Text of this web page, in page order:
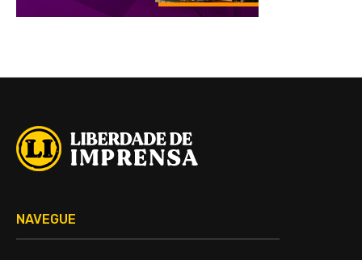
NAVEGUE